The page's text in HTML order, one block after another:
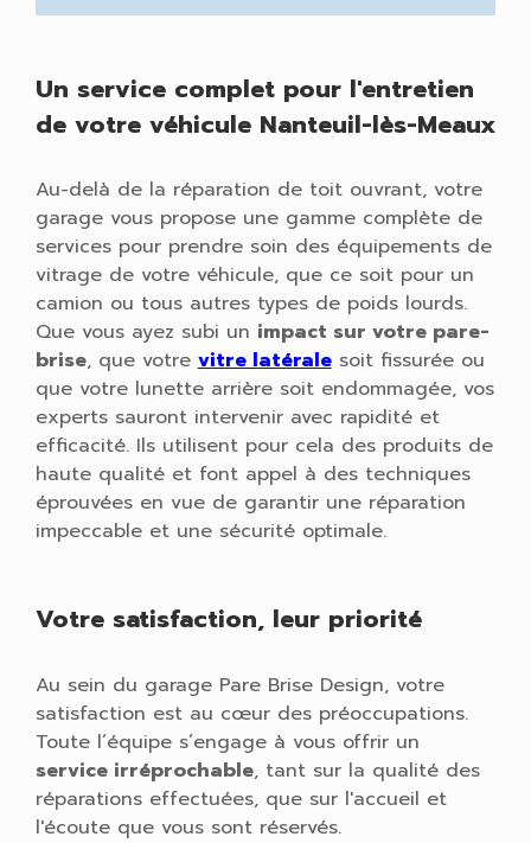
Un service complet pour l'entretien
de votre véhicule Nanteuil-lès-Meaux
Au-delà de la réparation de toit ouvrant, votre
garage vous propose une gamme complète de
services pour prendre soin des équipements de
vitrage de votre véhicule, que ce soit pour un
camion ou tous autres types de poids lourds.
Que vous ayez subi un impact sur votre pare-
brise, que votrevitre latéralesoit fissurée ou
que votre lunette arrière soit endommagée, vos
experts sauront intervenir avec rapidité et
efficacité. Ils utilisent pour cela des produits de
haute qualité et font appel à des techniques
éprouvées en vue de garantir une réparation
impeccable et une sécurité optimale.
Votre satisfaction, leur priorité
Au sein du garage Pare Brise Design, votre
satisfaction est au cœur des préoccupations.
Toute l’équipe s’engage à vous offrir un
service irréprochable, tant sur la qualité des
réparations effectuées, que sur l'accueil et
l'écoute que vous sont réservés.